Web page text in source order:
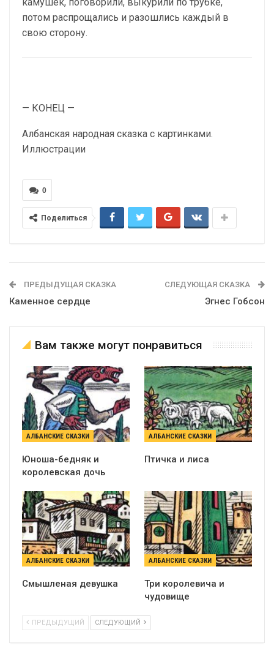
камушек, поговорили, выкурили по трубке,
потом распрощались и разошлись каждый в
свою сторону.
— КОНЕЦ —
Албанская народная сказка с картинками.
Иллюстрации
0
Поделиться
ПРЕДЫДУЩАЯ СКАЗКА
Каменное сердце
СЛЕДУЮЩАЯ СКАЗКА
Эгнес Гобсон
Вам также могут понравиться
АЛБАНСКИЕ СКАЗКИ
Юноша-бедняк и
королевская дочь
АЛБАНСКИЕ СКАЗКИ
Птичка и лиса
АЛБАНСКИЕ СКАЗКИ
Смышленая девушка
АЛБАНСКИЕ СКАЗКИ
Три королевича и
чудовище
ПРЕДЫДУЩИЙ СЛЕДУЮЩИЙ